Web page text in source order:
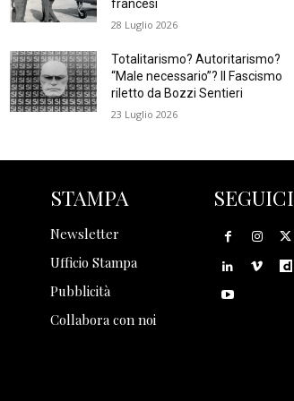
francesi
28 Luglio 2026
Totalitarismo? Autoritarismo?
“Male necessario”? Il Fascismo
riletto da Bozzi Sentieri
23 Luglio 2026
STAMPA
Newsletter
Ufficio Stampa
Pubblicità
Collabora con noi
SEGUICI